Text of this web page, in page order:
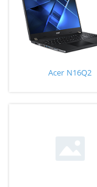
Acer N16Q2